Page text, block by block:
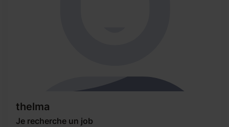
thelma
Je recherche un job